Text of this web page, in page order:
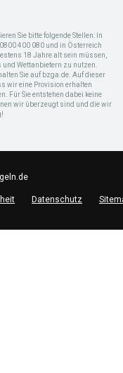
Sie bitte folgende Stellen: In
400 080 und in Österreich
18 Jahre alt sein müssen,
Wettanbietern zu nutzen.
Sie auf bzga.de. Auf dieser
wir eine Provision erhalten
Für Sie entstehen dabei keine
wir überzeugt sind und die wir
Datenschutz